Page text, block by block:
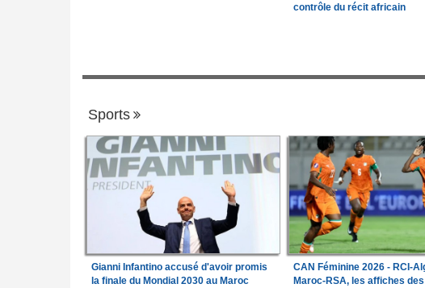
contrôle du récit africain
Sports
Gianni Infantino accusé d'avoir promis
la finale du Mondial 2030 au Maroc
CAN Féminine 2026 - RCI-
Maroc-RSA, les affiches